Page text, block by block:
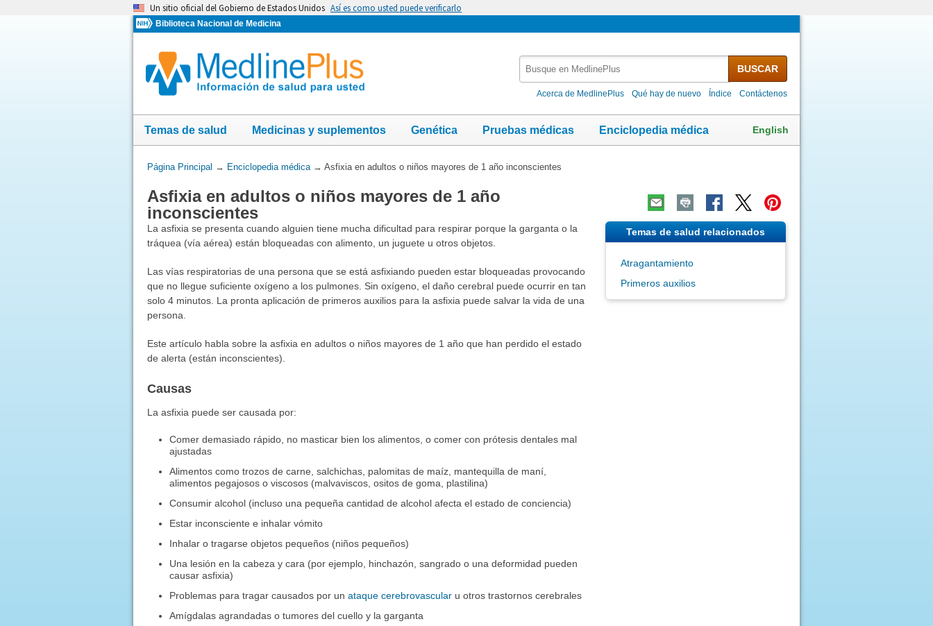
Un sitio oficial del Gobierno de Estados Unidos Así es como usted puede verificarlo
Biblioteca Nacional de Medicina
MedlinePlus
BUSCAR
Acerca de MedlinePlus Qué hay de nuevo Índice Contáctenos
Temas de salud Medicinas y suplementos Genética Pruebas médicas Enciclopedia médica English
Usted
aquí:
Página Principal → Enciclopedia médica→ Asfixia en adultos o niños mayores de 1 año inconscientes
Asfixia en adultos o niños mayores de 1 año
inconscientes
La asfixia se presenta cuando alguien tiene mucha dificultad para respirar porque la garganta o la
tráquea (vía aérea) están bloqueadas con alimento, un juguete u otros objetos.
Las vías respiratorias de una persona que se está asfixiando pueden estar bloqueadas provocando
que no llegue suficiente oxígeno a los pulmones. Sin oxígeno, el daño cerebral puede ocurrir en tan
solo 4 minutos. La pronta aplicación de primeros auxilios para la asfixia puede salvar la vida de una
persona.
Este artículo habla sobre la asfixia en adultos o niños mayores de 1 año que han perdido el estado
de alerta (están inconscientes).
Causas
La asfixia puede ser causada por:
Comer demasiado rápido, no masticar bien los alimentos, o comer con prótesis dentales mal
ajustadas
Alimentos como trozos de carne, salchichas, palomitas de maíz, mantequilla de maní,
alimentos pegajosos o viscosos (malvaviscos, ositos de goma, plastilina)
Consumir alcohol (incluso una pequeña cantidad de alcohol afecta el estado de conciencia)
Estar inconsciente e inhalar vómito
Inhalar o tragarse objetos pequeños (niños pequeños)
Una lesión en la cabeza y cara (por ejemplo, hinchazón, sangrado o una deformidad pueden
causar asfixia)
Problemas para tragar causados por unataque cerebrovascular u otros trastornos cerebrales
Amígdalas agrandadas o tumores del cuello y la garganta
Temas de salud relacionados
Atragantamiento
Primeros auxilios